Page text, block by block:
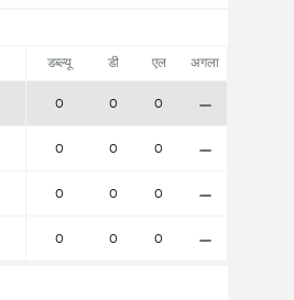
डब्ल्यू डी एल अगला
0 0 0 -
0 0 0 -
0 0 0 -
0 0 0 -